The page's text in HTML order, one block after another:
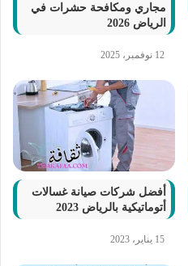
مجاري ومكافحة حشرات في
الرياض 2026
12 نوفمبر، 2025
أفضل شركات صيانة غسالات
أتوماتيكية بالرياض 2023
15 يناير، 2023